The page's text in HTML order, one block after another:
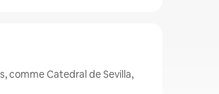
comme Catedral de Sevilla,